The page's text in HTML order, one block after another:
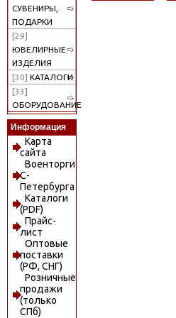
СУВЕНИРЫ,
ПОДАРКИ
[29]
ЮВЕЛИРНЫЕ
ИЗДЕЛИЯ
[30] КАТАЛОГИ
[33]
ОБОРУДОВАНИЕ
Информация
Карта
сайта
Военторги
С-
Петербурга
Каталоги
(PDF)
Прайс-
лист
Оптовые
поставки
(РФ, СНГ)
Розничные
продажи
(только
СПб)